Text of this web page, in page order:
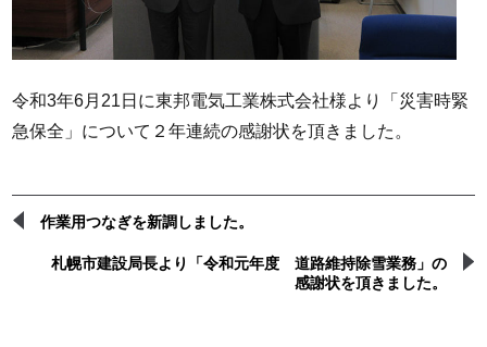
令和3年6月21日に東邦電気工業株式会社様より「災害時緊
急保全」について２年連続の感謝状を頂きました。
作業用つなぎを新調しました。
札幌市建設局長より「令和元年度 道路維持除雪業務」の
感謝状を頂きました。